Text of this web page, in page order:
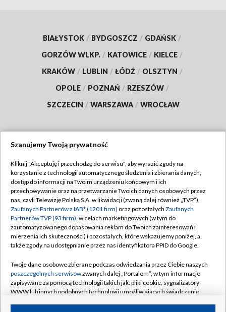
BIAŁYSTOK / BYDGOSZCZ / GDAŃSK /
GORZÓW WLKP. / KATOWICE / KIELCE /
KRAKÓW / LUBLIN / ŁÓDŹ / OLSZTYN /
OPOLE / POZNAŃ / RZESZÓW /
SZCZECIN / WARSZAWA / WROCŁAW
TVP
Abonament TVP
Emisja w TVP
Centrum informacji TVP
Naziemna Telewizja Cyfrowa
Rada Programowa
System NOS
Informacje o nadawcy
Regulamin TVP
Polityka prywatności
Moje zgody
Pomoc
Kontakt
Kanały
Szanujemy Twoją prywatność
Kliknij "Akceptuję i przechodzę do serwisu", aby wyrazić zgody na
korzystanie z technologii automatycznego śledzenia i zbierania danych,
dostęp do informacji na Twoim urządzeniu końcowym i ich
przechowywanie oraz na przetwarzanie Twoich danych osobowych przez
nas, czyli Telewizję Polską S.A. w likwidacji (zwaną dalej również „TVP”),
Zaufanych Partnerów z IAB* (1201 firm) oraz pozostałych Zaufanych
Partnerów TVP (93 firm), w celach marketingowych (w tym do
zautomatyzowanego dopasowania reklam do Twoich zainteresowań i
mierzenia ich skuteczności) i pozostałych, które wskazujemy poniżej, a
także zgody na udostępnianie przez nas identyfikatora PPID do Google.
Twoje dane osobowe zbierane podczas odwiedzania przez Ciebie naszych
poszczególnych serwisówzwanych dalej „Portalem”, w tym informacje
zapisywane za pomocą technologii takich jak: pliki cookie, sygnalizatory
WWW lub innych podobnych technologii umożliwiających świadczenie